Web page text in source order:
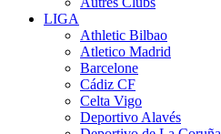
LIGA
Athletic Bilbao
Atletico Madrid
Barcelone
Cádiz CF
Celta Vigo
Deportivo Alavés